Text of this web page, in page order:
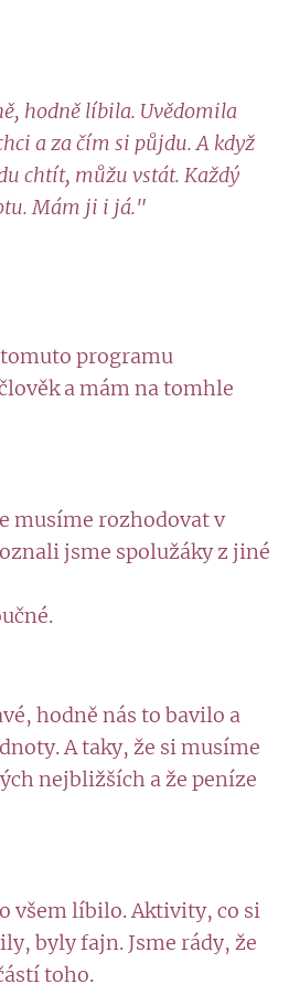
hodně líbila. Uvědomila
a za čím si půjdu. A když
chtít, můžu vstát. Každý
Mám ji i já."
programu
a mám na tomhle
musíme rozhodovat v
jsme spolužáky z jiné
hodně nás to bavilo a
A taky, že si musíme
nejbližších a že peníze
všem líbilo. Aktivity, co si
byly fajn. Jsme rády, že
toho.